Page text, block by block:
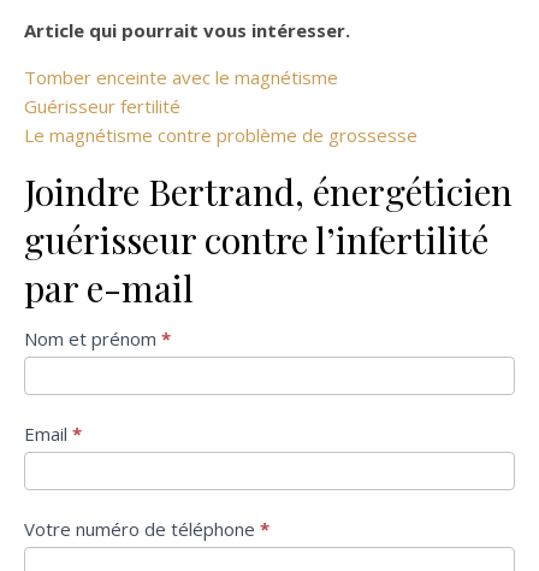
Article qui pourrait vous intéresser.
Tomber enceinte avec le magnétisme
Guérisseur fertilité
Le magnétisme contre problème de grossesse
Joindre Bertrand, énergéticien
guérisseur contre l’infertilité
par e-mail
Formulaire
de contact
Nom et prénom *
Email *
Votre numéro de téléphone *